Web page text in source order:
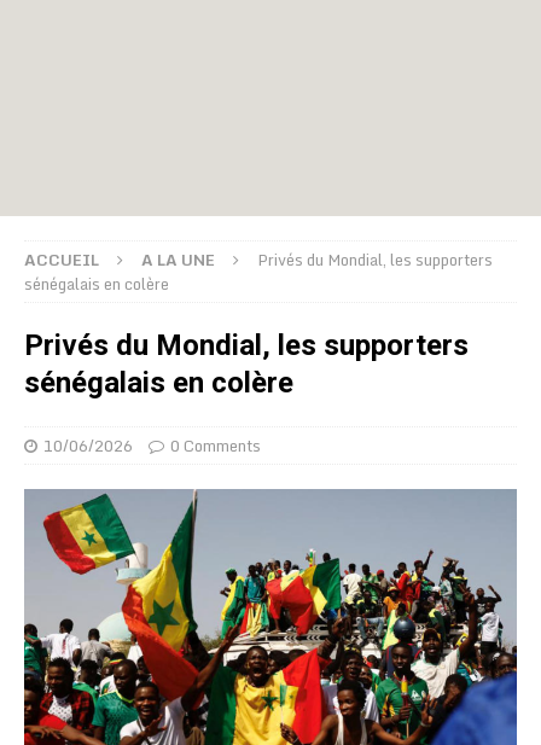
ACCUEIL A LA UNE
Privés du Mondial, les supporters
sénégalais en colère
Privés du Mondial, les supporters
sénégalais en colère
10/06/2026 0 Comments